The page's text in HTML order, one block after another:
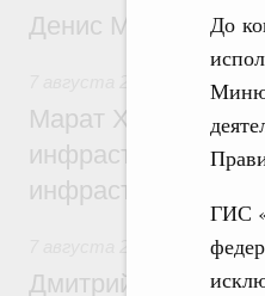
До
ГИС
Денис Мантуров
Бюджеты
Марат Хуснуллин:
инфраструктуры
инфраструктурным
Развитие
Дмитрий